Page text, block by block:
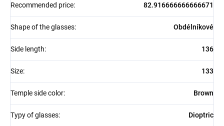
Recommended price: 82.916666666666671
Shape of the glasses: Obdélníkové
Side length: 136
Size: 133
Temple side color: Brown
Typy of glasses: Dioptric